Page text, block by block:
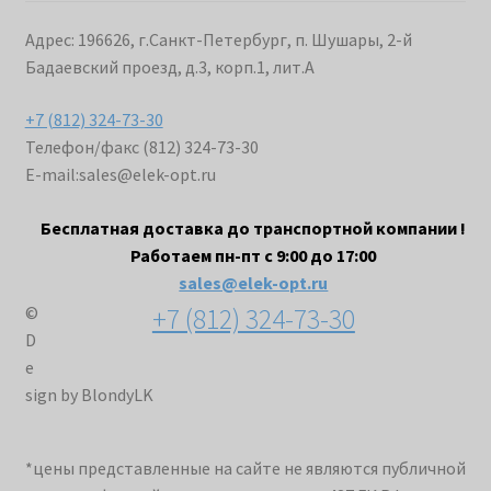
Адрес: 196626, г.Санкт-Петербург, п. Шушары, 2-й
Бадаевский проезд, д.3, корп.1, лит.А
+7 (812) 324-73-30
Телефон/факс (812) 324-73-30
E-mail:sales@elek-opt.ru
Бесплатная доставка до транспортной компании !
Работаем пн-пт с 9:00 до 17:00
sales@elek-opt.ru
+7 (812) 324-73-30
©
D
e
sign by BlondyLK
*цены представленные на сайте не являются публичной